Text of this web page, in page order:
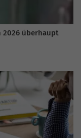
2026 überhaupt